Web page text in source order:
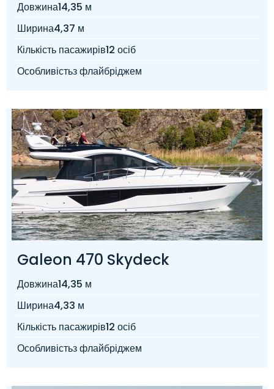
Довжина14,35 м
Ширина4,37 м
Кількість пасажирів12 осіб
Особливістьз флайбріджем
Galeon 470 Skydeck
Довжина14,35 м
Ширина4,33 м
Кількість пасажирів12 осіб
Особливістьз флайбріджем